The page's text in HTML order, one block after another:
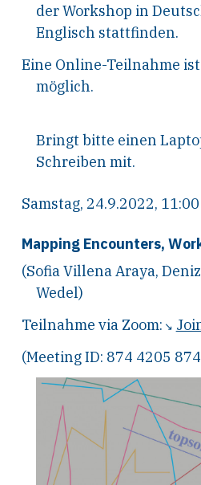
der Workshop in
Englisch stattfinden.
Eine Online-Teilnahme
möglich.
Bringt bitte einen
Schreiben mit.
Samstag, 24.9.2022,
Mapping Encounters,
(Sofia Villena Araya,
Wedel)
Teilnahme via Zoom:
(Meeting ID: 874 4205